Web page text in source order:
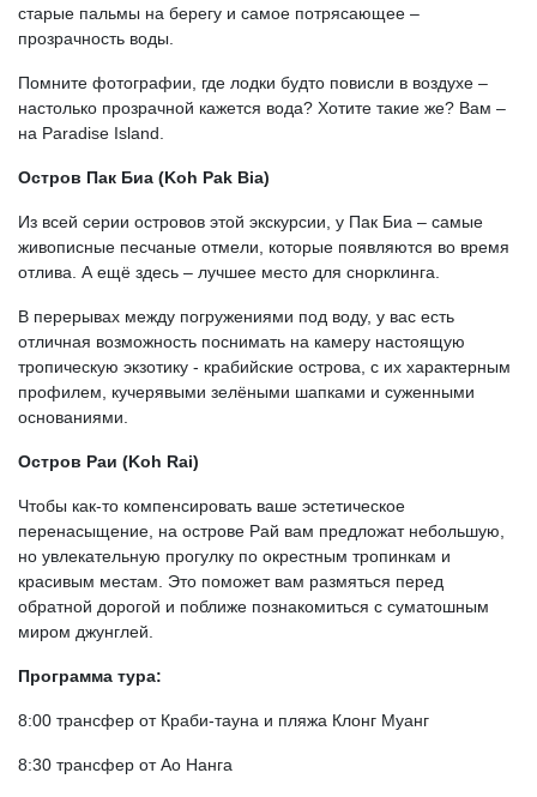
старые пальмы на берегу и самое потрясающее –
прозрачность воды.
Помните фотографии, где лодки будто повисли в воздухе –
настолько прозрачной кажется вода? Хотите такие же? Вам –
на Paradise Island.
Остров Пак Биа (Koh Pak Bia)
Из всей серии островов этой экскурсии, у Пак Биа – самые
живописные песчаные отмели, которые появляются во время
отлива. А ещё здесь – лучшее место для снорклинга.
В перерывах между погружениями под воду, у вас есть
отличная возможность поснимать на камеру настоящую
тропическую экзотику - крабийские острова, с их характерным
профилем, кучерявыми зелёными шапками и суженными
основаниями.
Остров Раи (Koh Rai)
Чтобы как-то компенсировать ваше эстетическое
перенасыщение, на острове Рай вам предложат небольшую,
но увлекательную прогулку по окрестным тропинкам и
красивым местам. Это поможет вам размяться перед
обратной дорогой и поближе познакомиться с суматошным
миром джунглей.
Программа тура:
8:00 трансфер от Краби-тауна и пляжа Клонг Муанг
8:30 трансфер от Ао Нанга